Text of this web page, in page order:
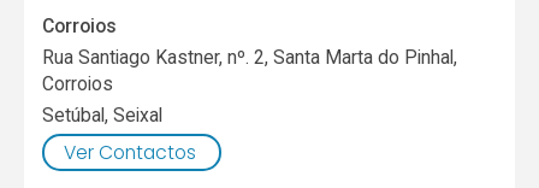
Corroios
Rua Santiago Kastner, nº. 2, Santa Marta do Pinhal,
Corroios
Setúbal,Seixal
Ver Contactos